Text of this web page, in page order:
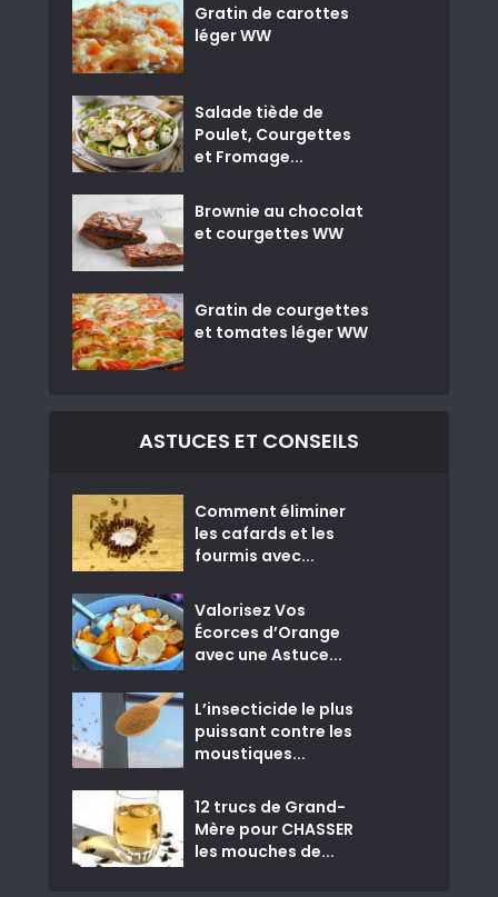
Gratin de carottes
léger WW
Salade tiède de
Poulet, Courgettes
et Fromage...
Brownie au chocolat
et courgettes WW
Gratin de courgettes
et tomates léger WW
ASTUCES ET CONSEILS
Comment éliminer
les cafards et les
fourmis avec...
Valorisez Vos
Écorces d’Orange
avec une Astuce...
L’insecticide le plus
puissant contre les
moustiques...
12 trucs de Grand-
Mère pour CHASSER
les mouches de...